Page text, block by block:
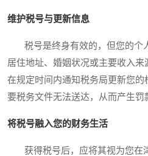
维护税号与更新信息
税号是终身有效的，但您的个
居住地址、婚姻状况或主要收入
在规定时间内通知税务局更新您
要税务文件无法送达，从而产生罚
将税号融入您的财务生活
获得税号后，应将其视为您在